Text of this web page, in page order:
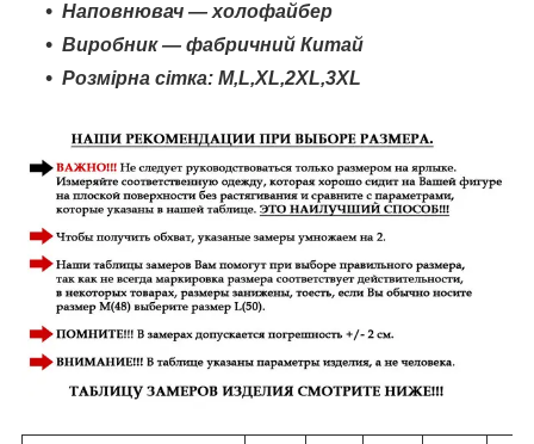
Наповнювач — холофайбер
Виробник — фабричний Китай
Розмірна сітка: M,L,XL,2XL,3XL